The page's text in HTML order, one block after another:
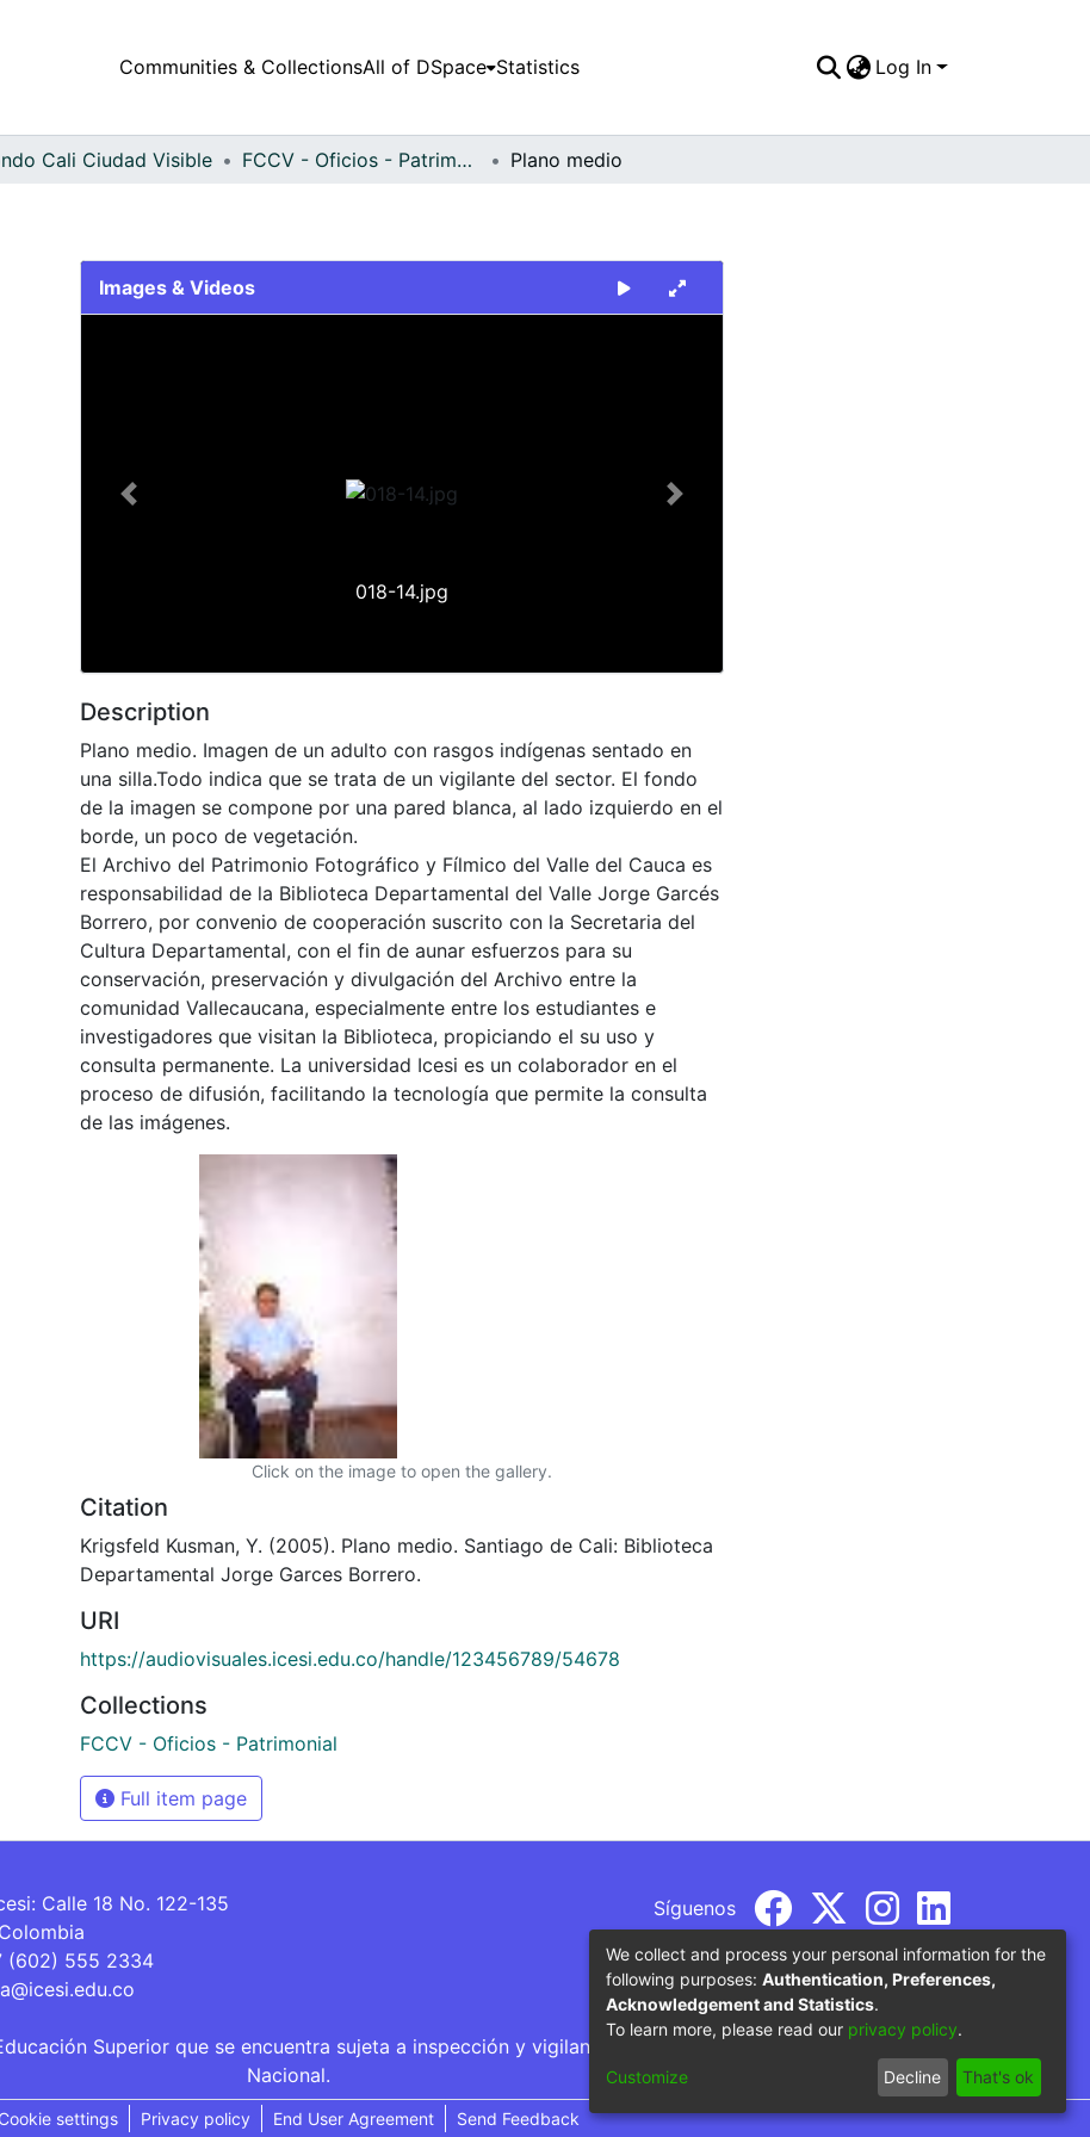
Communities & CollectionsAll of DSpace Statistics Log In
Cali Ciudad Visible FCCV - Oficios - Patrimonial Plano medio
Images & Videos
018-14.jpg
Previous Next
Description
Plano medio. Imagen de un adulto con rasgos indígenas sentado en
una silla.Todo indica que se trata de un vigilante del sector. El fondo
de la imagen se compone por una pared blanca, al lado izquierdo en el
borde, un poco de vegetación.
El Archivo del Patrimonio Fotográfico y Fílmico del Valle del Cauca es
responsabilidad de la Biblioteca Departamental del Valle Jorge Garcés
Borrero, por convenio de cooperación suscrito con la Secretaria del
Cultura Departamental, con el fin de aunar esfuerzos para su
conservación, preservación y divulgación del Archivo entre la
comunidad Vallecaucana, especialmente entre los estudiantes e
investigadores que visitan la Biblioteca, propiciando el su uso y
consulta permanente. La universidad Icesi es un colaborador en el
proceso de difusión, facilitando la tecnología que permite la consulta
de las imágenes.
Click on the image to open the gallery.
Citation
Krigsfeld Kusman, Y. (2005). Plano medio. Santiago de Cali: Biblioteca
Departamental Jorge Garces Borrero.
URI
https://audiovisuales.icesi.edu.co/handle/123456789/54678
Collections
FCCV - Oficios - Patrimonial
Full item page
Calle 18 No. 122-135
(602) 555 2334
Síguenos
Superior que se encuentra sujeta a inspección y vigilancia por parte del Ministerio de Educación
Nacional.
Cookie settings Privacy policy End User Agreement Send Feedback
We collect and process your personal information for the
following purposes: Authentication, Preferences,
Acknowledgement and Statistics.
To learn more, please read our privacy policy.
Customize Decline That's ok